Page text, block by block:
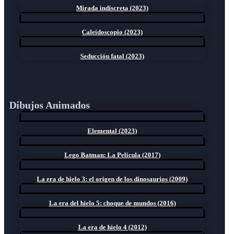
Mirada indiscreta (2023)
Caleidoscopio (2023)
Seducción fatal (2023)
Dibujos Animados
Elemental (2023)
Lego Batman: La Película (2017)
La era de hielo 3: el origen de los dinosaurios (2009)
La era del hielo 5: choque de mundos (2016)
La era de hielo 4 (2012)